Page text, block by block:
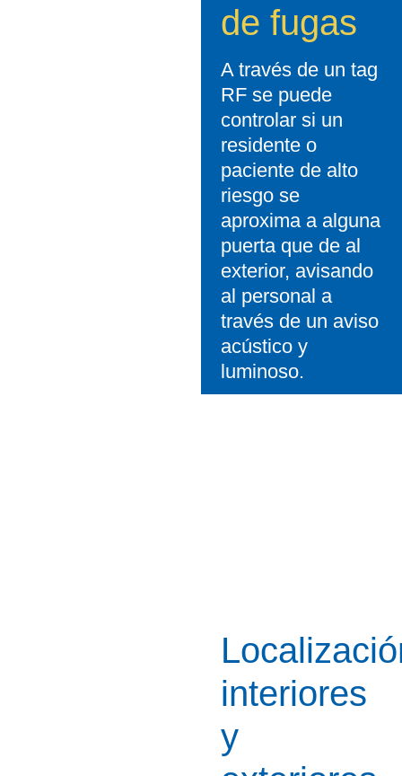
de fugas
A través de un tag
RF se puede
controlar si un
residente o
paciente de alto
riesgo se
aproxima a alguna
puerta que de al
exterior, avisando
al personal a
través de un aviso
acústico y
luminoso.
interiores
y